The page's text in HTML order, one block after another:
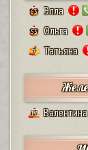
63 Элла
55 Ольга
7 Татьяна
17 Валентина